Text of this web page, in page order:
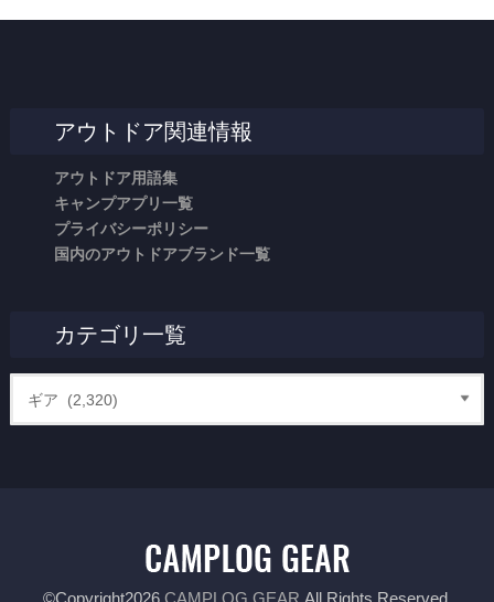
アウトドア関連情報
アウトドア用語集
キャンプアプリ一覧
プライバシーポリシー
国内のアウトドアブランド一覧
カテゴリ一覧